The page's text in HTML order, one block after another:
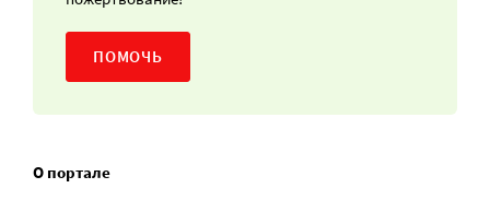
ПОМОЧЬ
О портале